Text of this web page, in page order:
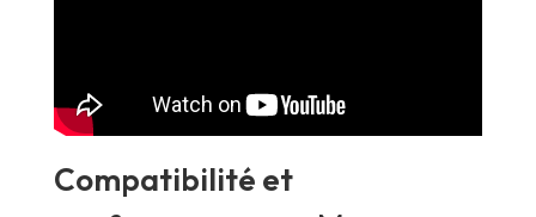
Compatibilité et